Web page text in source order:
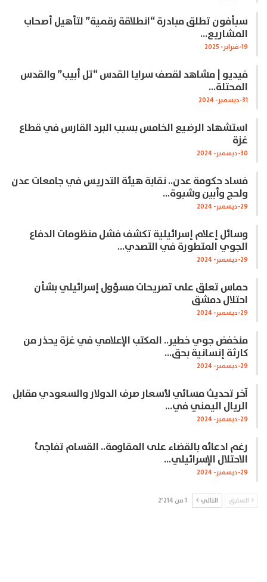
سبأفون تطلق مبادرة “انطلاقة رقمية” لتأهيل أصحاب
المشاريع…
19-فبراير- 2025
فيديو | مشاهد لقصف سرايا القدس “تل أبيب” والقدس
المحتلة…
31-ديسمبر- 2024
استشهاد الرضيع الخامس بسبب البرد القارس في قطاع
غزة
30-ديسمبر- 2024
فساد حكومة عدن.. نقابة هيئة التدريس في جامعات عدن
ولحج وأبين وشبوة…
29-ديسمبر- 2024
وسائل إعلام إسرائيلية تكشف فشل منظومات الدفاع
الجوي المتطورة في التصدي…
29-ديسمبر- 2024
حماس تعلق على تصريحات مسؤول إسرائيلي بشأن
احتلال دمشق
29-ديسمبر- 2024
منخفض جوي خطير.. المكتب الإعلامي في غزة يحذر من
كارثة إنسانية بحق…
29-ديسمبر- 2024
آخر تحديث مسائي لأسعار صرف الدولار والسعودي مقابل
الريال اليمني في…
29-ديسمبر- 2024
رغم ادعائه بالقضاء على المقاومة.. القسام تفاجئ
الاحتلال الإسرائيلي…
29-ديسمبر- 2024
السابق التالي 1 من 2٬214